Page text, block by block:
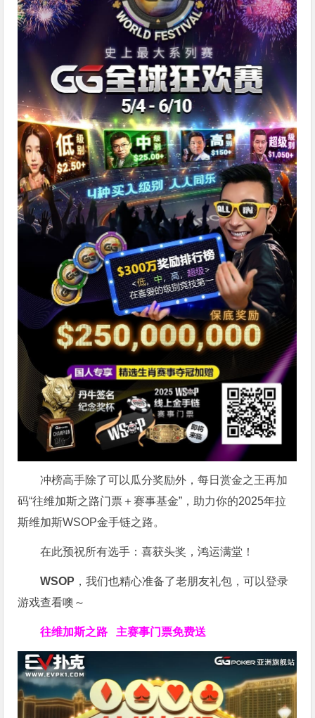
冲榜高手除了可以瓜分奖励外，每日赏金之王再加
码“往维加斯之路门票＋赛事基金”，助力你的2025年拉
斯维加斯WSOP金手链之路。
在此预祝所有选手：喜获头奖，鸿运满堂！
WSOP ，我们也精心准备了老朋友礼包，可以登录
游戏查看噢～
往维加斯之路主赛事门票免费送